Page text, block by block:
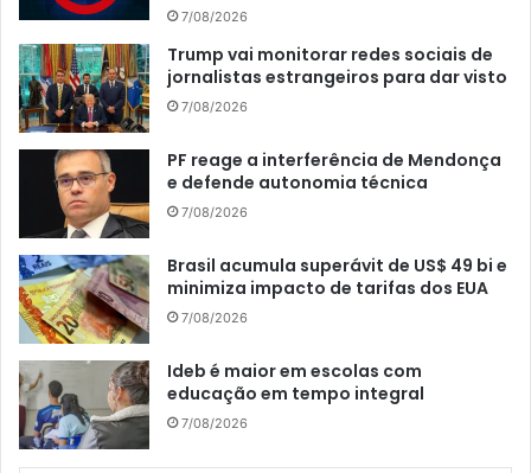
7/08/2026
Trump vai monitorar redes sociais de
jornalistas estrangeiros para dar visto
7/08/2026
PF reage a interferência de Mendonça
e defende autonomia técnica
7/08/2026
Brasil acumula superávit de US$ 49 bi e
minimiza impacto de tarifas dos EUA
7/08/2026
Ideb é maior em escolas com
educação em tempo integral
7/08/2026